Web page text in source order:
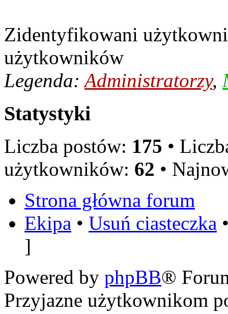
Zidentyfikowani
użytkowników
Legenda:Administratorzy,
Statystyki
Liczba postów: 175 •
użytkowników: 62 •
Strona główna forum
Ekipa • Usuń ciasteczka
]
Powered by phpBB®
Przyjazne użytkownikom